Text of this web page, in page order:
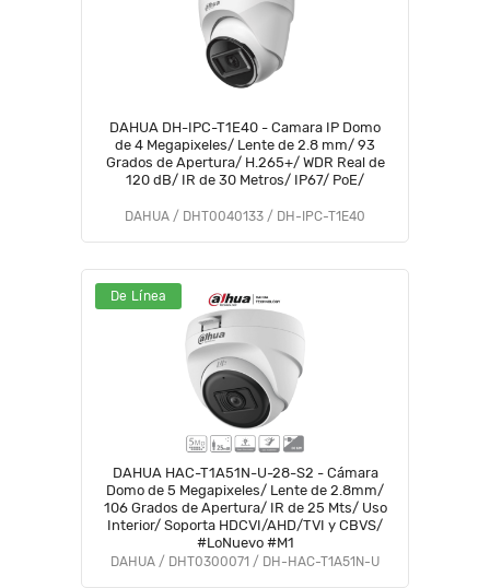
DAHUA DH-IPC-T1E40 - Camara IP Domo
de 4 Megapixeles/ Lente de 2.8 mm/ 93
Grados de Apertura/ H.265+/ WDR Real de
120 dB/ IR de 30 Metros/ IP67/ PoE/
DAHUA / DHT0040133 / DH-IPC-T1E40
De Línea
DAHUA HAC-T1A51N-U-28-S2 - Cámara
Domo de 5 Megapixeles/ Lente de 2.8mm/
106 Grados de Apertura/ IR de 25 Mts/ Uso
Interior/ Soporta HDCVI/AHD/TVI y CBVS/
#LoNuevo #M1
DAHUA / DHT0300071 / DH-HAC-T1A51N-U